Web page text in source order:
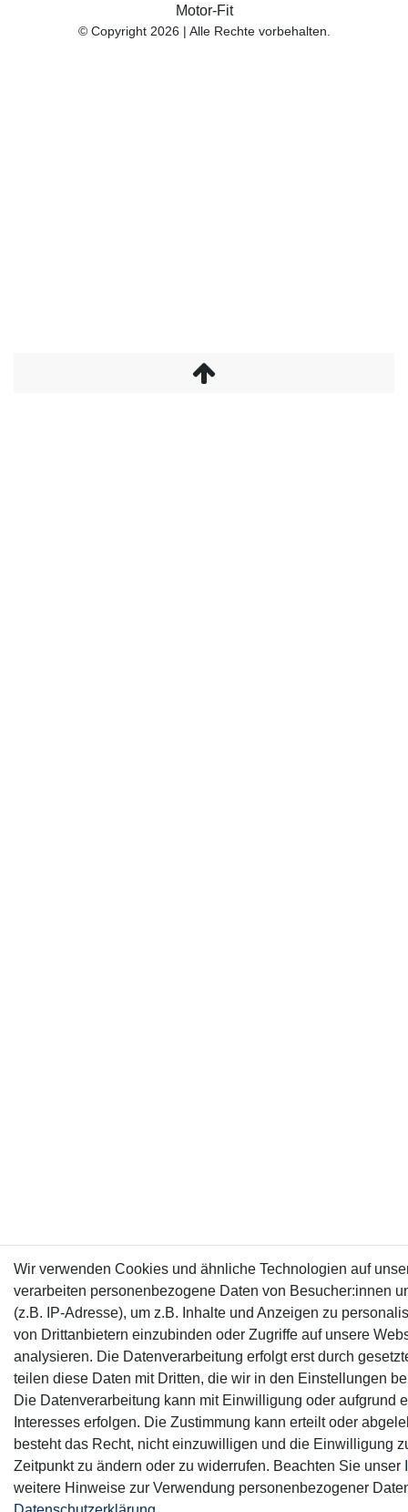
Motor-Fit
© Copyright 2026 | Alle Rechte vorbehalten.
Wir verwenden Cookies und ähnliche Technologien auf
verarbeiten personenbezogene Daten von Besucher:innen
(z.B. IP-Adresse), um z.B. Inhalte und Anzeigen zu
von Drittanbietern einzubinden oder Zugriffe auf unsere
analysieren. Die Datenverarbeitung erfolgt erst durch
teilen diese Daten mit Dritten, die wir in den Einstellungen
Die Datenverarbeitung kann mit Einwilligung oder aufgrund
Interesses erfolgen. Die Zustimmung kann erteilt oder
besteht das Recht, nicht einzuwilligen und die Einwilligung
Zeitpunkt zu ändern oder zu widerrufen. Beachten Sie unser
weitere Hinweise zur Verwendung personenbezogener